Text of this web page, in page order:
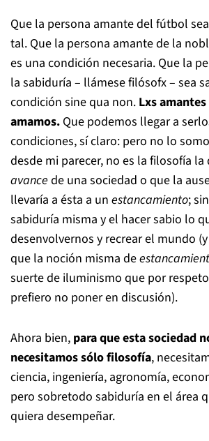
Que la persona amante del fútbol
tal. Que la persona amante de la
es una condición necesaria. Que la
la sabiduría – llámese filósofx – sea
condición sine qua non. Lxs
amamos. Que podemos llegar a
condiciones, sí claro: pero no lo
desde mi parecer, no es la filosofía
avance de una sociedad o que la
llevaría a ésta a un estancamiento;
sabiduría misma y el hacer sabio lo
desenvolvernos y recrear el mundo
que la noción misma de
suerte de iluminismo que por
prefiero no poner en discusión).
Ahora bien, para que esta sociedad
necesitamos sólo filosofía,
ciencia, ingeniería, agronomía,
pero sobretodo sabiduría en el área
quiera desempeñar.